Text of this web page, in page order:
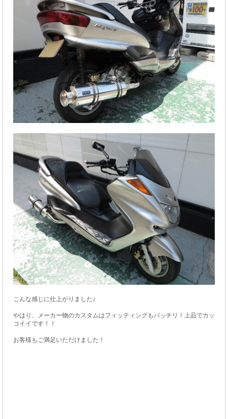
こんな感じに仕上がりました♪
やはり、メーカー物のカスタムはフィッティングもバッチリ！上品でカッ
コイイです！！
お客様もご満足いただけました！